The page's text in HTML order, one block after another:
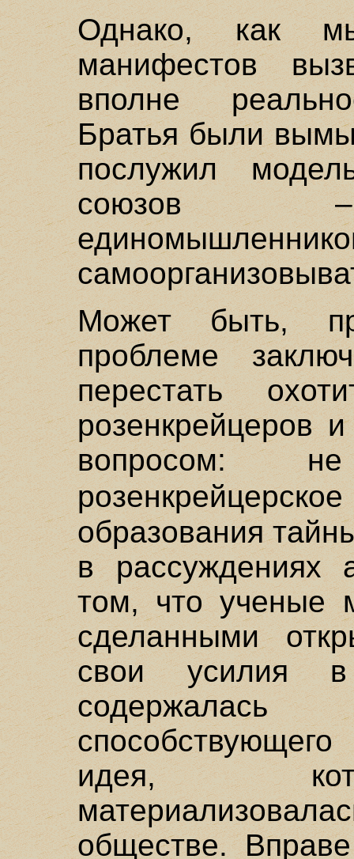
Однако, как
манифестов
вполне
Братья были
послужил
союзов –
Может быть,
проблеме
перестать
розенкрейцеров
вопросом:
образования
в рассуждениях
том, что ученые
сделанными
свои усилия в
идея,
обществе.